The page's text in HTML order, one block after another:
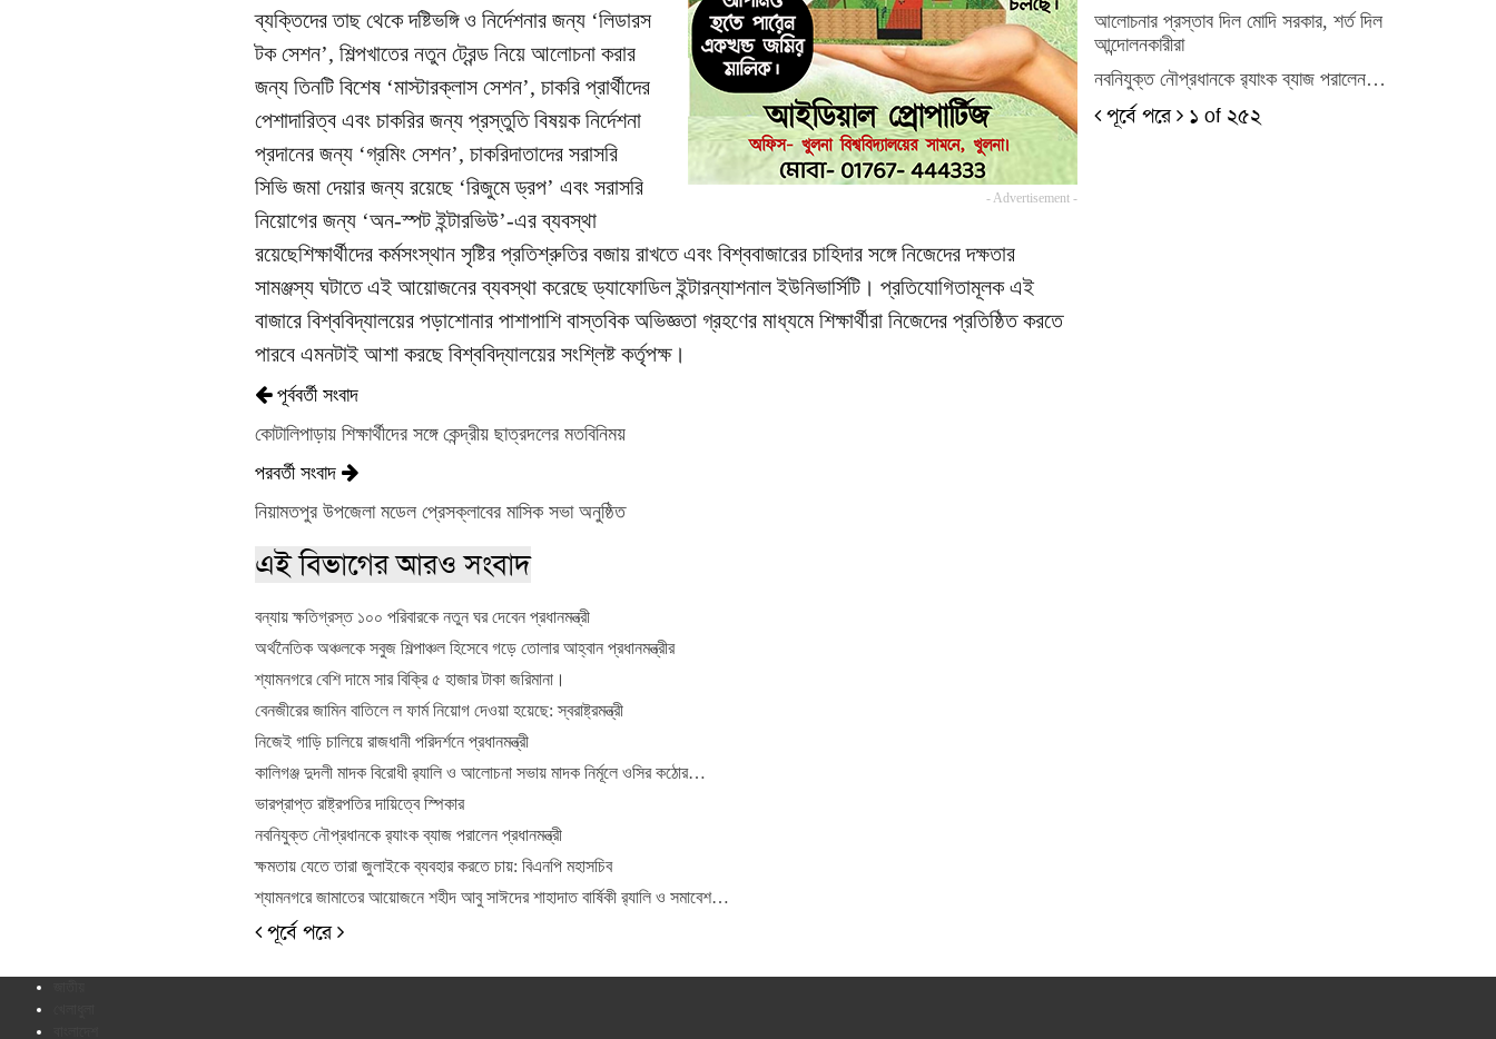
- Advertisement -
ব্যক্তিদের তাছ থেকে দষ্টিভঙ্গি ও নির্দেশনার জন্য ‘লিডারস
টক সেশন’, শিল্পখাতের নতুন ট্রেন্ড নিয়ে আলোচনা করার
জন্য তিনটি বিশেষ ‘মাস্টারক্লাস সেশন’, চাকরি প্রার্থীদের
পেশাদারিত্ব এবং চাকরির জন্য প্রস্তুতি বিষয়ক নির্দেশনা
প্রদানের জন্য ‘গ্রমিং সেশন’, চাকরিদাতাদের সরাসরি
সিভি জমা দেয়ার জন্য রয়েছে ‘রিজুমে ড্রপ’ এবং সরাসরি
নিয়োগের জন্য ‘অন-স্পট ইন্টারভিউ’-এর ব্যবস্থা
রয়েছেশিক্ষার্থীদের কর্মসংস্থান সৃষ্টির প্রতিশ্রুতির বজায় রাখতে এবং বিশ্ববাজারের চাহিদার সঙ্গে নিজেদের দক্ষতার
সামঞ্জস্য ঘটাতে এই আয়োজনের ব্যবস্থা করেছে ড্যাফোডিল ইন্টারন্যাশনাল ইউনিভার্সিটি। প্রতিযোগিতামূলক এই
বাজারে বিশ্ববিদ্যালয়ের পড়াশোনার পাশাপাশি বাস্তবিক অভিজ্ঞতা গ্রহণের মাধ্যমে শিক্ষার্থীরা নিজেদের প্রতিষ্ঠিত করতে
পারবে এমনটাই আশা করছে বিশ্ববিদ্যালয়ের সংশ্লিষ্ট কর্তৃপক্ষ।
পূর্ববর্তী সংবাদ
কোটালিপাড়ায় শিক্ষার্থীদের সঙ্গে কেন্দ্রীয় ছাত্রদলের মতবিনিময়
পরবর্তী সংবাদ
নিয়ামতপুর উপজেলা মডেল প্রেসক্লাবের মাসিক সভা অনুষ্ঠিত
এই বিভাগের আরও সংবাদ
বন্যায় ক্ষতিগ্রস্ত ১০০ পরিবারকে নতুন ঘর দেবেন প্রধানমন্ত্রী
অর্থনৈতিক অঞ্চলকে সবুজ শিল্পাঞ্চল হিসেবে গড়ে তোলার আহ্বান প্রধানমন্ত্রীর
শ্যামনগরে বেশি দামে সার বিক্রি ৫ হাজার টাকা জরিমানা।
বেনজীরের জামিন বাতিলে ল ফার্ম নিয়োগ দেওয়া হয়েছে: স্বরাষ্ট্রমন্ত্রী
নিজেই গাড়ি চালিয়ে রাজধানী পরিদর্শনে প্রধানমন্ত্রী
কালিগঞ্জ দুদলী মাদক বিরোধী র‍্যালি ও আলোচনা সভায় মাদক নির্মূলে ওসির কঠোর…
ভারপ্রাপ্ত রাষ্ট্রপতির দায়িত্বে স্পিকার
নবনিযুক্ত নৌপ্রধানকে র‍্যাংক ব্যাজ পরালেন প্রধানমন্ত্রী
ক্ষমতায় যেতে তারা জুলাইকে ব্যবহার করতে চায়: বিএনপি মহাসচিব
শ্যামনগরে জামাতের আয়োজনে শহীদ আবু সাঈদের শাহাদাত বার্ষিকী র‍্যালি ও সমাবেশ…
পূর্বে পরে
আলোচনার প্রস্তাব দিল মোদি সরকার, শর্ত দিল
আন্দোলনকারীরা
নবনিযুক্ত নৌপ্রধানকে র‍্যাংক ব্যাজ পরালেন…
পূর্বে পরে ১ of ২৫২